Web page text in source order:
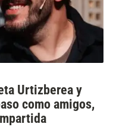
Urtizberea y
como amigos,